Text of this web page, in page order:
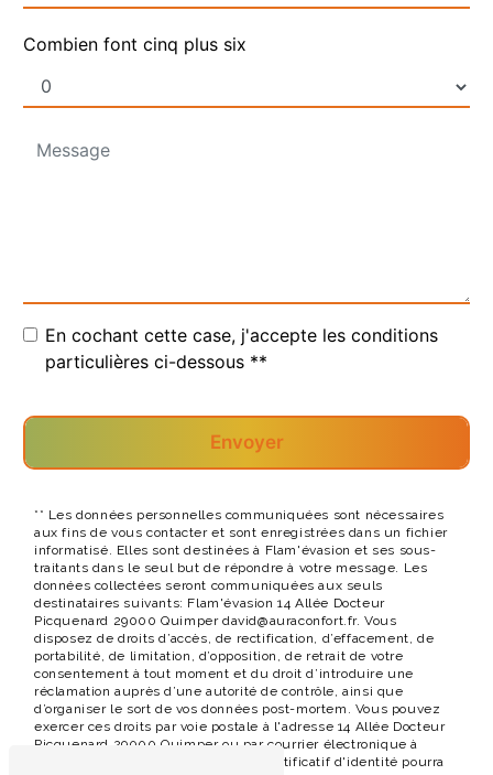
Combien font cinq plus six
En cochant cette case, j'accepte les conditions
particulières ci-dessous **
Envoyer
** Les données personnelles communiquées sont nécessaires
aux fins de vous contacter et sont enregistrées dans un fichier
informatisé. Elles sont destinées à Flam'évasion et ses sous-
traitants dans le seul but de répondre à votre message. Les
données collectées seront communiquées aux seuls
destinataires suivants: Flam'évasion 14 Allée Docteur
Picquenard 29000 Quimper david@auraconfort.fr. Vous
disposez de droits d’accès, de rectification, d’effacement, de
portabilité, de limitation, d’opposition, de retrait de votre
consentement à tout moment et du droit d’introduire une
réclamation auprès d’une autorité de contrôle, ainsi que
d’organiser le sort de vos données post-mortem. Vous pouvez
exercer ces droits par voie postale à l'adresse 14 Allée Docteur
Picquenard 29000 Quimper ou par courrier électronique à
l'adresse david@auraconfort.fr. Un justificatif d'identité pourra